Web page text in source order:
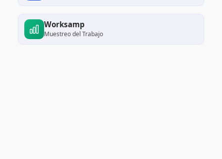
Worksamp
Muestreo del Trabajo